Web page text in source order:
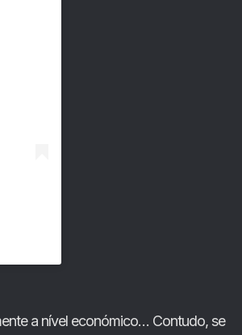
a nível económico… Contudo, se